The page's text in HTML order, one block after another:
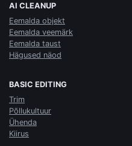
AI CLEANUP
Eemalda objekt
Eemalda veemärk
Eemalda taust
Hägused näod
BASIC EDITING
Trim
Põllukultuur
Ühenda
Kiirus